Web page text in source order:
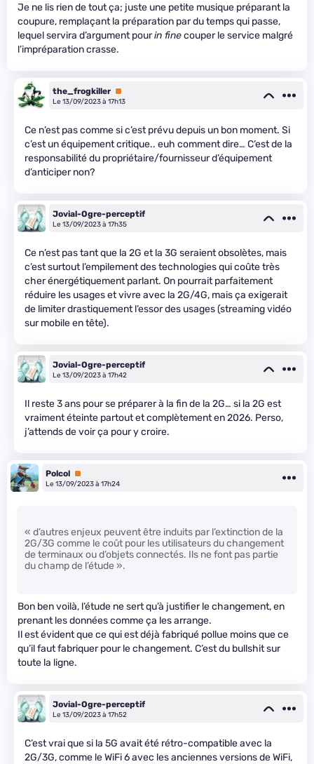
Je ne lis rien de tout ça; juste une petite musique préparant la
coupure, remplaçant la préparation par du temps qui passe,
lequel servira d’argument pourin finecouper le service malgré
l’impréparation crasse.
the_frogkiller Premium
Le 13/09/2023 à 17h13
Ce n’est pas comme si c’est prévu depuis un bon moment. Si
c’est un équipement critique.. euh comment dire… C’est de la
responsabilité du propriétaire/fournisseur d’équipement
d’anticiper non?
Jovial-Ogre-perceptif
Le 13/09/2023 à 17h35
Ce n’est pas tant que la 2G et la 3G seraient obsolètes, mais
c’est surtout l’empilement des technologies qui coûte très
cher énergétiquement parlant. On pourrait parfaitement
réduire les usages et vivre avec la 2G/4G, mais ça exigerait
de limiter drastiquement l’essor des usages (streaming vidéo
sur mobile en tête).
Jovial-Ogre-perceptif
Le 13/09/2023 à 17h42
Il reste 3 ans pour se préparer à la fin de la 2G… si la 2G est
vraiment éteinte partout et complètement en 2026. Perso,
j’attends de voir ça pour y croire.
Polcol Premium
Le 13/09/2023 à 17h24
« d’autres enjeux peuvent être induits par l’extinction de la
2G/3G comme le coût pour les utilisateurs du changement
de terminaux ou d’objets connectés. Ils ne font pas partie
du champ de l’étude ».
Bon ben voilà, l’étude ne sert qu’à justifier le changement, en
prenant les données comme ça les arrange.
Il est évident que ce qui est déjà fabriqué pollue moins que ce
qu’il faut fabriquer pour le changement. C’est du bullshit sur
toute la ligne.
Jovial-Ogre-perceptif
Le 13/09/2023 à 17h52
C’est vrai que si la 5G avait été rétro-compatible avec la
2G/3G, comme le WiFi 6 avec les anciennes versions de WiFi,